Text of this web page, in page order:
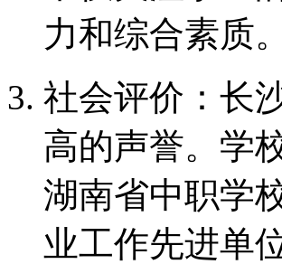
力和综合素质。
社会评价：长
高的声誉。学
湖南省中职学
业工作先进单